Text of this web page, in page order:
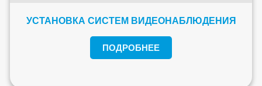
УСТАНОВКА СИСТЕМ ВИДЕОНАБЛЮДЕНИЯ
ПОДРОБНЕЕ